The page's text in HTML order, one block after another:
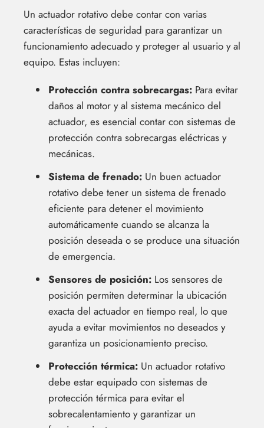
Un actuador rotativo debe contar con varias
características de seguridad para garantizar un
funcionamiento adecuado y proteger al usuario y al
equipo. Estas incluyen:
Protección contra sobrecargas: Para evitar
daños al motor y al sistema mecánico del
actuador, es esencial contar con sistemas de
protección contra sobrecargas eléctricas y
mecánicas.
Sistema de frenado: Un buen actuador
rotativo debe tener un sistema de frenado
eficiente para detener el movimiento
automáticamente cuando se alcanza la
posición deseada o se produce una situación
de emergencia.
Sensores de posición: Los sensores de
posición permiten determinar la ubicación
exacta del actuador en tiempo real, lo que
ayuda a evitar movimientos no deseados y
garantiza un posicionamiento preciso.
Protección térmica: Un actuador rotativo
debe estar equipado con sistemas de
protección térmica para evitar el
sobrecalentamiento y garantizar un